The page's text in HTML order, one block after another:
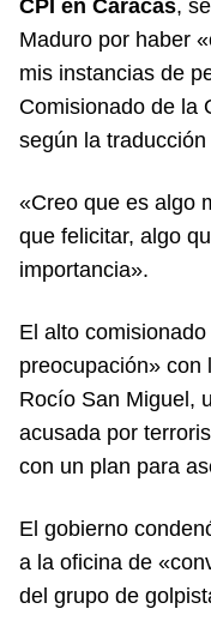
CPI en Caracas,
Maduro por haber
mis instancias de
Comisionado de la
según la traducción
«Creo que es algo
que felicitar, algo
importancia».
El alto
preocupación» con
Rocío San Miguel,
acusada por
con un plan para
El gobierno
a la oficina de
del grupo de